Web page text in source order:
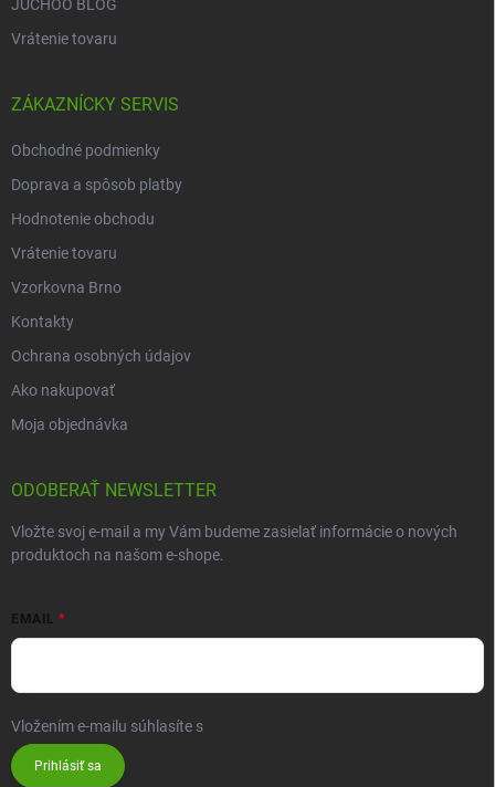
JUCHOO BLOG
Vrátenie tovaru
ZÁKAZNÍCKY SERVIS
Obchodné podmienky
Doprava a spôsob platby
Hodnotenie obchodu
Vrátenie tovaru
Vzorkovna Brno
Kontakty
Ochrana osobných údajov
Ako nakupovať
Moja objednávka
ODOBERAŤ NEWSLETTER
Vložte svoj e-mail a my Vám budeme zasielať informácie o nových
produktoch na našom e-shope.
EMAIL
Vložením e-mailu súhlasíte s
Prihlásiť sa